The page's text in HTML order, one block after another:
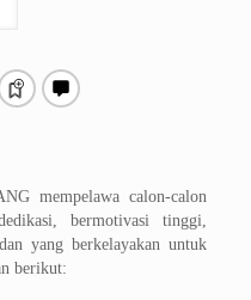
mempelawa calon-calon
bermotivasi tinggi,
yang berkelayakanuntuk
berikut: